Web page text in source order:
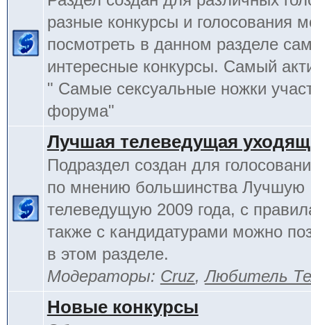
разные конкурсы и голосования
посмотреть в данном разделе
интересные конкурсы. Самый
" Самые сексуальные ножки
форума"
Лучшая телеведущая
Подраздел создан для
по мнению большинства Лучшую
телеведущую 2009 года, с
также с кандидатурами можно
в этом разделе.
Модераторы: Cruz,Любитель
Новые конкурсы